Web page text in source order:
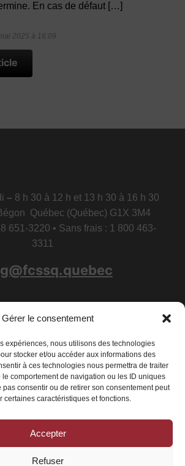
Gérer le consentement
expériences, nous utilisons des technologies
stocker et/ou accéder aux informations des
à ces technologies nous permettra de traiter
comportement de navigation ou les ID uniques
pas consentir ou de retirer son consentement peut
certaines caractéristiques et fonctions.
Accepter
Refuser
En cas de défaut […]
2025 à 16:09
– 8 h 30 à 12 h et 13 h 30 à 16 h 30
Québec (Québec) G1X 3M4
651-3220 • Sans frais : 1 800 463-
3311
Déclaration de confidentialité